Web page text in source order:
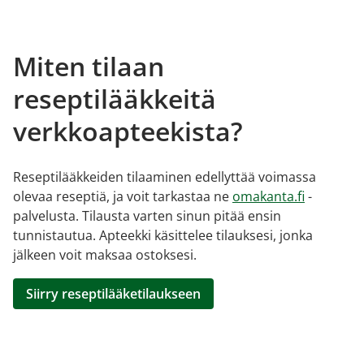
Miten tilaan
reseptilääkkeitä
verkkoapteekista?
Reseptilääkkeiden tilaaminen edellyttää voimassa
olevaa reseptiä, ja voit tarkastaa ne omakanta.fi -
palvelusta. Tilausta varten sinun pitää ensin
tunnistautua. Apteekki käsittelee tilauksesi, jonka
jälkeen voit maksaa ostoksesi.
Siirry reseptilääketilaukseen